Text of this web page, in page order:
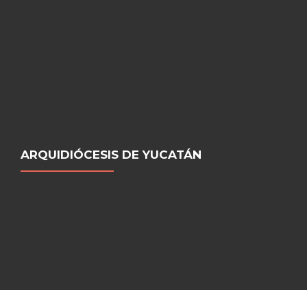
ARQUIDIÓCESIS DE YUCATÁN